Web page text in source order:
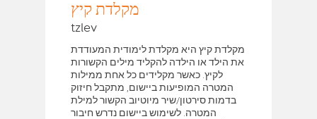
מקלדת קיץ
tzlev
מקלדת קיץ היא מקלדת לימודית המעודדת
את הילד או הילדה להקליד מילים הקשורות
לקיץ. כאשר מקלידים כל אחת ממילות
המטרה המופיעות ביישום, מתקבל חיזוק
בדמות סירטון/שיר מיוטיוב הקשור למילת
המטרה. לשימוש ביישום נדרש חיבור